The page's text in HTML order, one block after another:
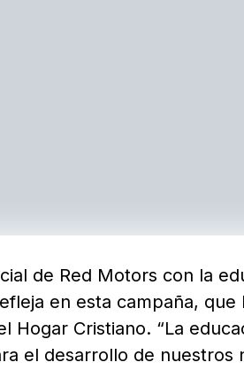
de Red Motors con la
en esta campaña,
Hogar Cristiano. “La
el desarrollo de nuestros